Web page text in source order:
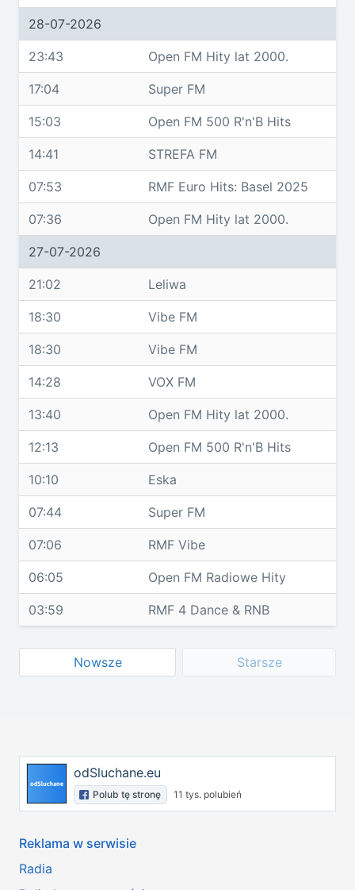
28-07-2026
23:43 Open FM Hity lat 2000.
17:04 Super FM
15:03 Open FM 500 R'n'B Hits
14:41 STREFA FM
07:53 RMF Euro Hits: Basel 2025
07:36 Open FM Hity lat 2000.
27-07-2026
21:02 Leliwa
18:30 Vibe FM
18:30 Vibe FM
14:28 VOX FM
13:40 Open FM Hity lat 2000.
12:13 Open FM 500 R'n'B Hits
10:10 Eska
07:44 Super FM
07:06 RMF Vibe
06:05 Open FM Radiowe Hity
03:59 RMF 4 Dance & RNB
Nowsze Starsze
odSluchane.eu
Polub tę stronę 11 tys. polubień
Reklama w serwisie
Radia